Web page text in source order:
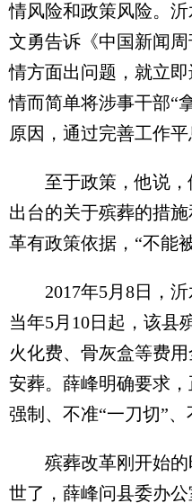
情风险和政策风险。
文勇告诉《中国新闻
情方面出问题，就立
情而简单将涉事干部“
原因，通过完善工作平
至于政策，他说，
出台的关于殡葬的措
革有政策依据，“不能
2017年5月8日，沂
当年5月10日起，该县
火化费、骨灰盒等费
安葬。薛峰明确要求
强制、不准“一刀切”、
殡葬改革刚开始的
世了，薛峰问县委办